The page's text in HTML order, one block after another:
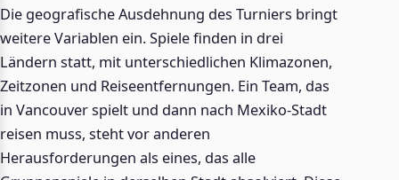
Die geografische Ausdehnung des Turniers bringt
weitere Variablen ein. Spiele finden in drei
Ländern statt, mit unterschiedlichen Klimazonen,
Zeitzonen und Reiseentfernungen. Ein Team, das
in Vancouver spielt und dann nach Mexiko-Stadt
reisen muss, steht vor anderen
Herausforderungen als eines, das alle